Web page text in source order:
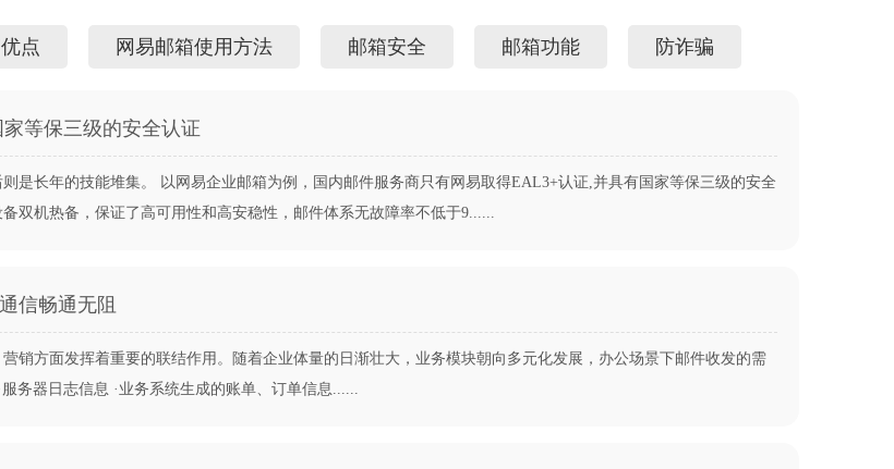
点 网易邮箱使用方法 邮箱安全 邮箱功能 防诈骗
等保三级的安全认证
是长年的技能堆集。 以网易企业邮箱为例，国内邮件服务商只有网易取得EAL3+认证,并具有国家等保三级的安全
双机热备，保证了高可用性和高安稳性，邮件体系无故障率不低于9......
信畅通无阻
销方面发挥着重要的联结作用。随着企业体量的日渐壮大，业务模块朝向多元化发展，办公场景下邮件收发的需
务器日志信息 ·业务系统生成的账单、订单信息......